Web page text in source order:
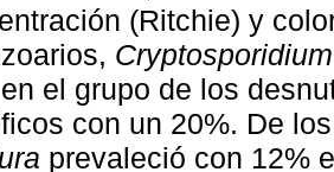
(Ritchie) y
Cryptosporidium
el grupo de los
con un 20%. De
prevaleció con 12%